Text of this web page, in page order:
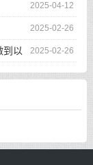
2025-04-12
2025-02-26
2025-02-26
到以